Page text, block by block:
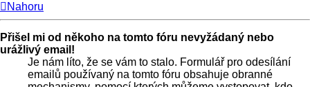
Nahoru
Přišel mi od někoho na tomto fóru nevyžádaný nebo
urážlivý email!
Je nám líto, že se vám to stalo. Formulář pro odesílání
emailů používaný na tomto fóru obsahuje obranné